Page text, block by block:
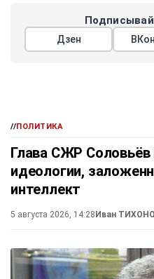
Дзен
//ПОЛИТИКА
Глава СЖР Соловьёв
идеологии,
интеллект
5 августа 2026, 14:28Иван